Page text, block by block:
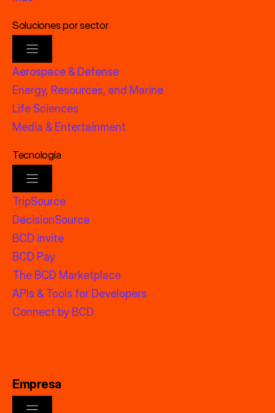
Soluciones por sector
Aerospace & Defense
Energy, Resources, and Marine
Life Sciences
Media & Entertainment
Tecnología
TripSource
DecisionSource
BCD invite
BCD Pay
The BCD Marketplace
APIs & Tools for Developers
Connect by BCD
Empresa